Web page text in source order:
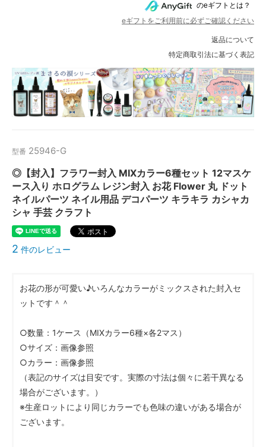
のeギフトとは？
eギフトをご利用前に必ずご確認ください
返品について
特定商取引法に基づく表記
型番 25946-G
◎【封入】フラワー封入 MIXカラー6種セット 12マスケ
ース入り ホログラム レジン封入 お花 Flower 丸 ドット
ネイルパーツ ネイル用品 デコパーツ キラキラ カシャカ
シャ 手芸 クラフト
2 件のレビュー
お花の形が可愛い♪いろんなカラーがミックスされた封入セ
ットです＾＾
○数量：1ケース（MIXカラー6種×各2マス）
○サイズ：画像参照
○カラー：画像参照
（表記のサイズは目安です。実際の寸法は個々に若干異なる
場合がございます。）
※生産ロットにより同じカラーでも色味の違いがある場合が
ございます。